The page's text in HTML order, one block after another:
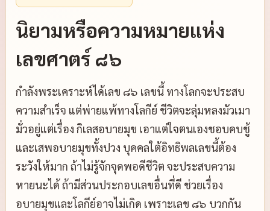
นิยามหรือความหมายแห่ง
เลขศาตร์ ๘๖
กำลังพระเคราะห์ได้เลข ๘๖ เลขนี้ ทางโลกจะประสบ
ความสำเร็จ แต่พ่ายแพ้ทางโลกีย์ ชีวิตจะลุ่มหลงมัวเมา
มั่วอยู่แต่เรื่อง กิเลสอบายมุข เอาแต่ใจตนเองชอบคบชู้
และเสพอบายมุขทั้งปวง บุคคลใต้อิทธิพลเลขนี้ต้อง
ระวังให้มาก ถ้าไม่รู้จักจุดพอดีชีวิต จะประสบความ
หายนะได้ ถ้ามีส่วนประกอบเลขอื่นที่ดี ช่วยเรื่อง
อบายมุขและโลกีย์อาจไม่เกิด เพราะเลข ๘๖ บวกกัน